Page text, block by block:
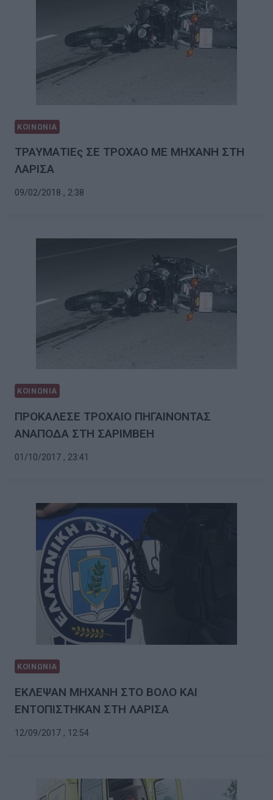
ΚΟΙΝΩΝΙΑ
ΤΡΑΥΜΑΤΙΕς ΣΕ ΤΡΟΧΑΟ ΜΕ ΜΗΧΑΝΗ ΣΤΗ
ΛΑΡΙΣΑ
09/02/2018 , 2:38
ΚΟΙΝΩΝΙΑ
ΠΡΟΚΑΛΕΣΕ ΤΡΟΧΑΙΟ ΠΗΓΑΙΝΟΝΤΑΣ
ΑΝΑΠΟΔΑ ΣΤΗ ΣΑΡΙΜΒΕΗ
01/10/2017 , 23:41
ΚΟΙΝΩΝΙΑ
ΕΚΛΕΨΑΝ ΜΗΧΑΝΗ ΣΤΟ ΒΟΛΟ ΚΑΙ
ΕΝΤΟΠΙΣΤΗΚΑΝ ΣΤΗ ΛΑΡΙΣΑ
12/09/2017 , 12:54